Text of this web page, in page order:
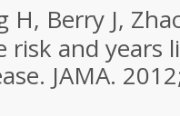
H, Berry J,
risk and years
JAMA.